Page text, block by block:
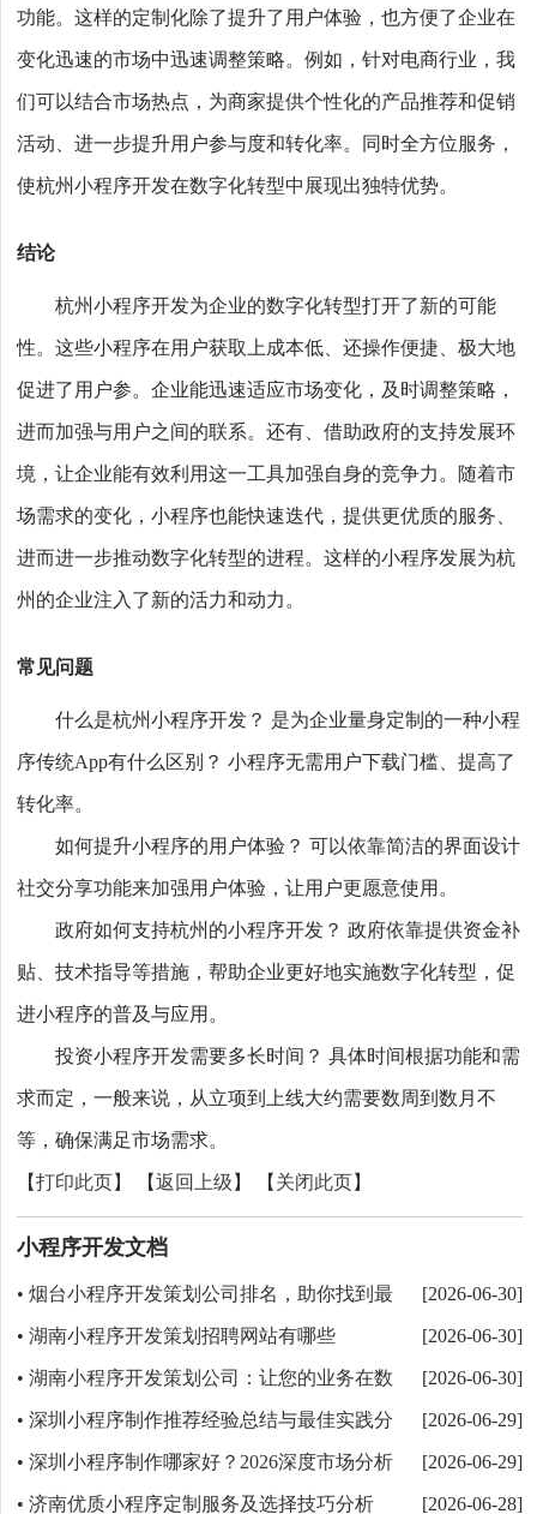
功能。这样的定制化除了提升了用户体验，也方便了企业在
变化迅速的市场中迅速调整策略。例如，针对电商行业，我
们可以结合市场热点，为商家提供个性化的产品推荐和促销
活动、进一步提升用户参与度和转化率。同时全方位服务，
使杭州小程序开发在数字化转型中展现出独特优势。
结论
杭州小程序开发为企业的数字化转型打开了新的可能
性。这些小程序在用户获取上成本低、还操作便捷、极大地
促进了用户参。企业能迅速适应市场变化，及时调整策略，
进而加强与用户之间的联系。还有、借助政府的支持发展环
境，让企业能有效利用这一工具加强自身的竞争力。随着市
场需求的变化，小程序也能快速迭代，提供更优质的服务、
进而进一步推动数字化转型的进程。这样的小程序发展为杭
州的企业注入了新的活力和动力。
常见问题
什么是杭州小程序开发？ 是为企业量身定制的一种小程
序传统App有什么区别？ 小程序无需用户下载门槛、提高了
转化率。
如何提升小程序的用户体验？ 可以依靠简洁的界面设计
社交分享功能来加强用户体验，让用户更愿意使用。
政府如何支持杭州的小程序开发？ 政府依靠提供资金补
贴、技术指导等措施，帮助企业更好地实施数字化转型，促
进小程序的普及与应用。
投资小程序开发需要多长时间？ 具体时间根据功能和需
求而定，一般来说，从立项到上线大约需要数周到数月不
等，确保满足市场需求。
【打印此页 】 【返回上级 】 【 关闭此页 】
小程序开发文档
[2026-06-30]
•烟台小程序开发策划公司排名，助你找到最
佳选择
[2026-06-30]
•湖南小程序开发策划招聘网站有哪些
[2026-06-30]
•湖南小程序开发策划公司：让您的业务在数
字化浪潮中焕发新生
[2026-06-29]
•深圳小程序制作推荐经验总结与最佳实践分
享
[2026-06-29]
•深圳小程序制作哪家好？2026深度市场分析
与选择指南？
[2026-06-28]
•济南优质小程序定制服务及选择技巧分析